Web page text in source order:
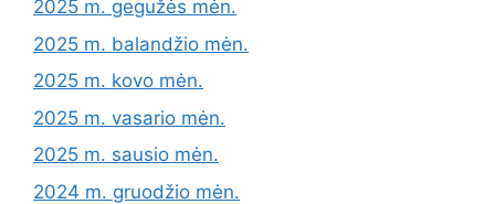
2025 m. gegužės mėn.
2025 m. balandžio mėn.
2025 m. kovo mėn.
2025 m. vasario mėn.
2025 m. sausio mėn.
2024 m. gruodžio mėn.